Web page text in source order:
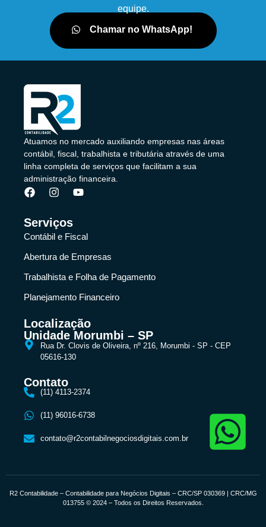
equipe.
Chamar no WhatsApp!
Atuamos no mercado auxiliando empresas nas áreas
contábil, fiscal, trabalhista e tributária através de uma
linha completa de serviços que facilitam a sua
administração financeira.
Serviços
Contábil e Fiscal
Abertura de Empresas
Trabalhista e Folha de Pagamento
Planejamento Financeiro
Localização
Unidade Morumbi – SP
Rua Dr. Clovis de Oliveira, nº 216, Morumbi - SP - CEP
05616-130
Contato
(11) 4113-2374
(11) 96016-6738
contato@r2contabilnegociosdigitais.com.br
R2 Contabilidade – Contabilidade para Negócios Digitais – CRC/SP 030369 | CRC/MG
013755 © 2024 – Todos os Direitos Reservados.